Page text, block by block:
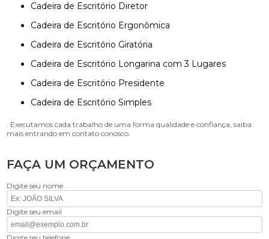
Cadeira de Escritório Diretor
Cadeira de Escritório Ergonômica
Cadeira de Escritório Giratória
Cadeira de Escritório Longarina com 3 Lugares
Cadeira de Escritório Presidente
Cadeira de Escritório Simples
. Executamos cada trabalho de uma forma qualidade e confiança, saiba
mais entrando em contato conosco.
FAÇA UM ORÇAMENTO
Digite seu nome
Digite seu email